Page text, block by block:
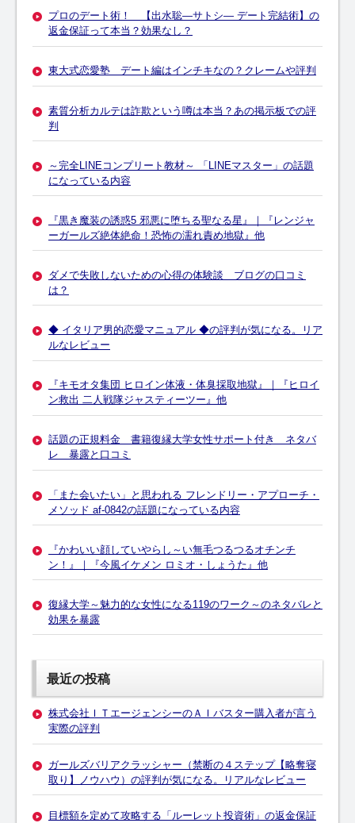
プロのデート術！ 【出水聡―サトシ― デート完結術】の
返金保証って本当？効果なし？
東大式恋愛塾 デート編はインチキなの？クレームや評判
素質分析カルテは詐欺という噂は本当？あの掲示板での評
判
～完全LINEコンプリート教材～ 「LINEマスター」の話題
になっている内容
『黒き魔装の誘惑5 邪悪に堕ちる聖なる星』｜『レンジャ
ーガールズ絶体絶命！恐怖の濡れ責め地獄』他
ダメで失敗しないための心得の体験談 ブログの口コミ
は？
◆ イタリア男的恋愛マニュアル ◆の評判が気になる。リア
ルなレビュー
『キモオタ集団 ヒロイン体液・体臭採取地獄』｜『ヒロイ
ン救出 二人戦隊ジャスティーツー』他
話題の正規料金 書籍復縁大学女性サポート付き ネタバ
レ 暴露と口コミ
「また会いたい」と思われる フレンドリー・アプローチ・
メソッド af-0842の話題になっている内容
『かわいい顔していやらし～い無毛つるつるオチンチ
ン！』｜『今風イケメン ロミオ・しょうた』他
復縁大学～魅力的な女性になる119のワーク～のネタバレと
効果を暴露
最近の投稿
株式会社ＩＴエージェンシーのＡＩバスター購入者が言う
実際の評判
ガールズバリアクラッシャー（禁断の４ステップ【略奪寝
取り】ノウハウ）の評判が気になる。リアルなレビュー
目標額を定めて攻略する「ルーレット投資術」の返金保証